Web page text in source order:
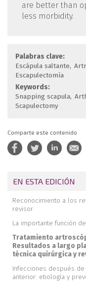
are better than
less morbidity.
Palabras clave:
Escápula saltante
Escapulectomía
Keywords:
Snapping scapula
Scapulectomy
Comparte este contenido
EN ESTA EDICIÓN
Reconocimiento a los
revisor
La importante función
Tratamiento
Resultados a largo
técnica quirúrgica y
Infecciones después
anterior: etiología y